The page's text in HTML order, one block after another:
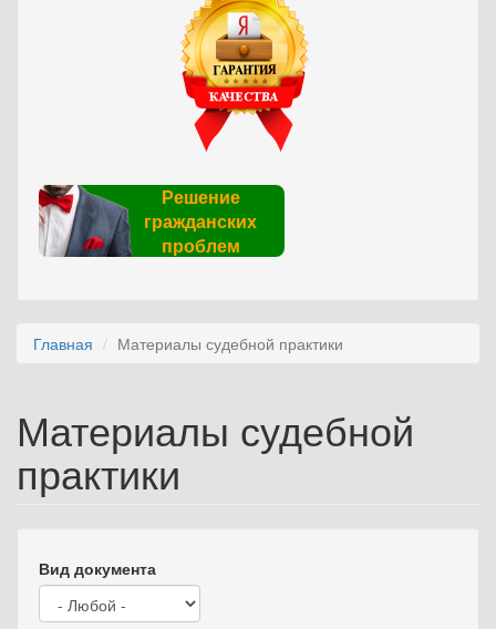
Решение
гражданских
проблем
Главная Материалы судебной практики
Материалы судебной
практики
Вид документа